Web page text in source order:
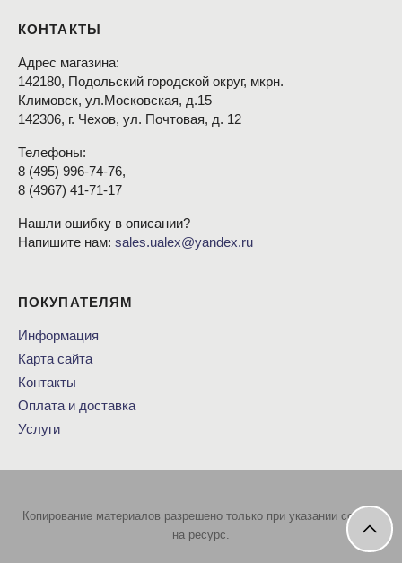
КОНТАКТЫ
Адрес магазина:
142180, Подольский городской округ, мкрн.
Климовск, ул.Московская, д.15
142306, г. Чехов, ул. Почтовая, д. 12
Телефоны:
8 (495) 996-74-76,
8 (4967) 41-71-17
Нашли ошибку в описании?
Напишите нам: sales.ualex@yandex.ru
ПОКУПАТЕЛЯМ
Информация
Карта сайта
Контакты
Оплата и доставка
Услуги
Копирование материалов разрешено только при указании ссылки
на ресурс.